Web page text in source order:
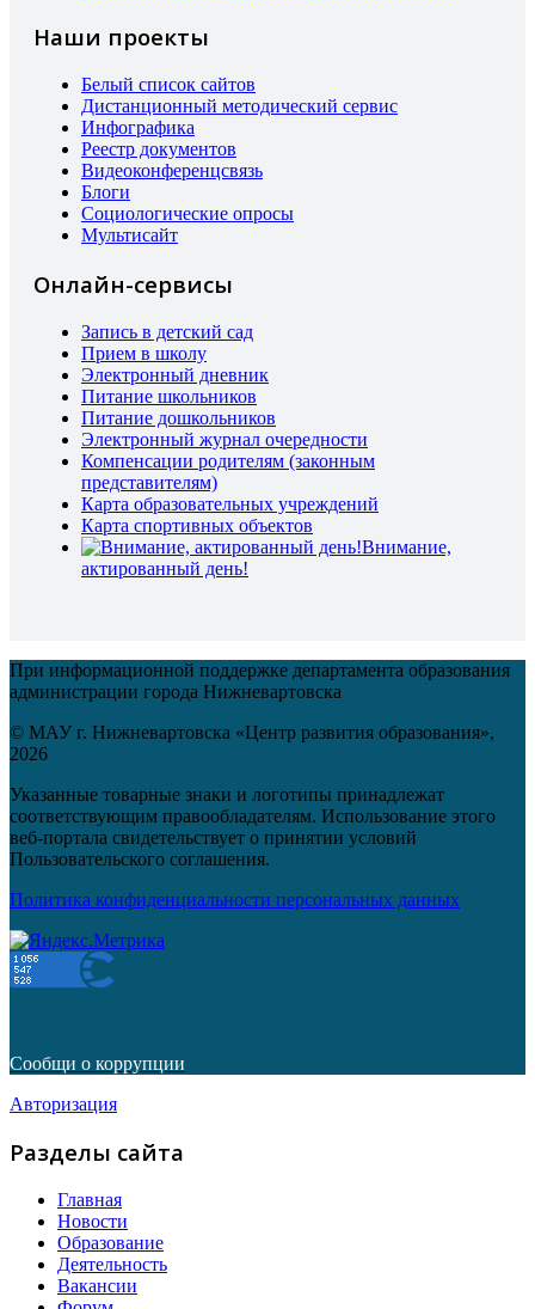
Наши проекты
Белый список сайтов
Дистанционный методический сервис
Инфографика
Реестр документов
Видеоконференцсвязь
Блоги
Социологические опросы
Мультисайт
Онлайн-сервисы
Запись в детский сад
Прием в школу
Электронный дневник
Питание школьников
Питание дошкольников
Электронный журнал очередности
Компенсации родителям (законным
представителям)
Карта образовательных учреждений
Карта спортивных объектов
Внимание,
актированный день!
При информационной поддержке департамента образования
администрации города Нижневартовска
© МАУ г. Нижневартовска «Центр развития образования»,
2026
Указанные товарные знаки и логотипы принадлежат
соответствующим правообладателям. Использование этого
веб-портала свидетельствует о принятии условий
Пользовательского соглашения.
Политика конфиденциальности персональных данных
Сообщи о коррупции
Авторизация
Разделы сайта
Главная
Новости
Образование
Деятельность
Вакансии